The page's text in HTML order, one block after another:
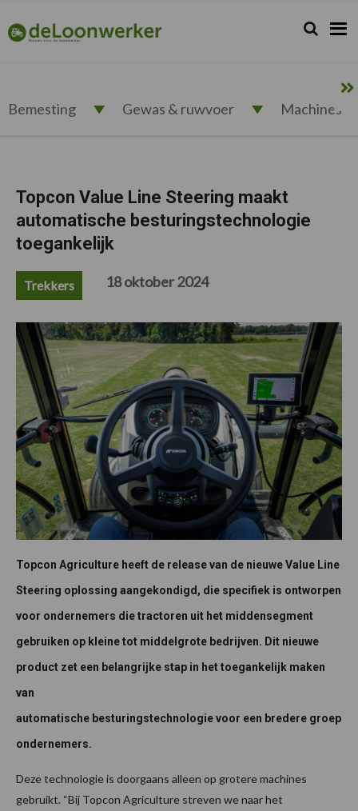
de
hoofdnavigatie
de
hoofd
de
eerste
de
voettekst
deloonwerker.nl Zoeken...
Zoek
Bemesting Gewas & ruwvoer Machines
Topcon Value Line Steering maakt
automatische besturingstechnologie
toegankelijk
Trekkers 18 oktober 2024
Topcon Agriculture heeft de release van de nieuwe Value Line
Steering oplossing aangekondigd, die specifiek is ontworpen
voor ondernemers die tractoren uit het middensegment
gebruiken op kleine tot middelgrote bedrijven. Dit nieuwe
product zet een belangrijke stap in het toegankelijk maken
van
automatische besturingstechnologie voor een bredere groep
ondernemers.
Deze technologie is doorgaans alleen op grotere machines
gebruikt. “Bij Topcon Agriculture streven we naar het